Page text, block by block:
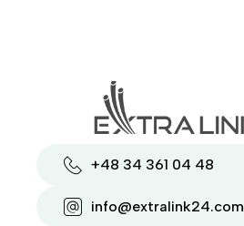
+48 34 361 04 48
info@extralink24.com